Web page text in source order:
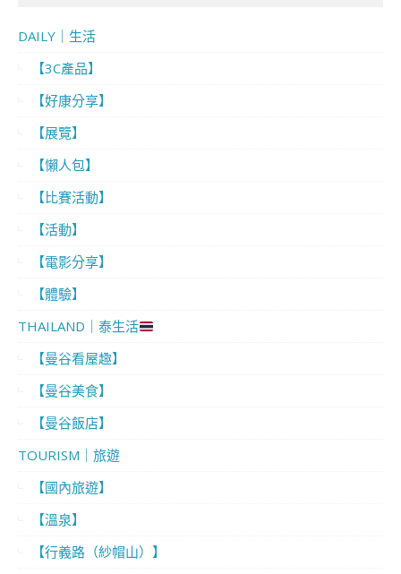
DAILY｜生活
【3C產品】
【好康分享】
【展覽】
【懶人包】
【比賽活動】
【活動】
【電影分享】
【體驗】
THAILAND｜泰生活
【曼谷看屋趣】
【曼谷美食】
【曼谷飯店】
TOURISM｜旅遊
【國內旅遊】
【溫泉】
【行義路（紗帽山）】